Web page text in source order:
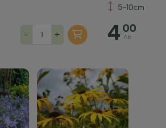
- +
5-10cm
4 00
Ab